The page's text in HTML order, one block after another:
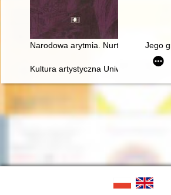
Narodowa arytmia. Nurt patriotyczny
Jego
Kultura artystyczna Uniwersytetu